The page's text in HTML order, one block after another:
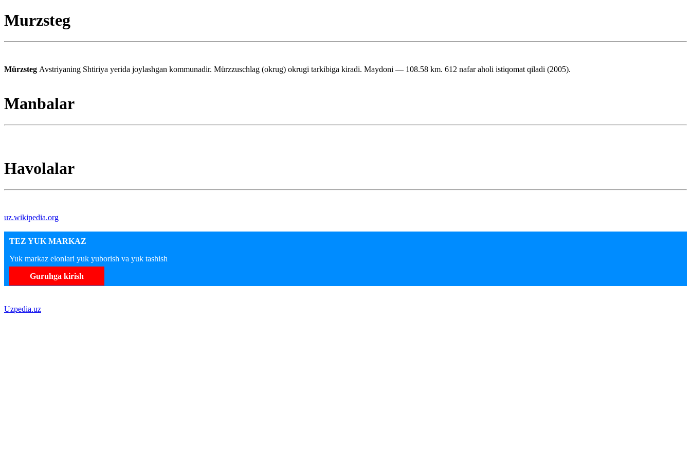
Murzsteg
Mürzsteg Avstriyaning Shtiriya yerida joylashgan kommunadir. Mürzzuschlag (okrug) okrugi tarkibiga kiradi. Maydoni — 108.58 km. 612 nafar aholi istiqomat qiladi (2005).
Manbalar
Havolalar
uz.wikipedia.org
TEZ YUK MARKAZ
Yuk markaz elonlari yuk yuborish va yuk tashish
Guruhga kirish
Uzpedia.uz